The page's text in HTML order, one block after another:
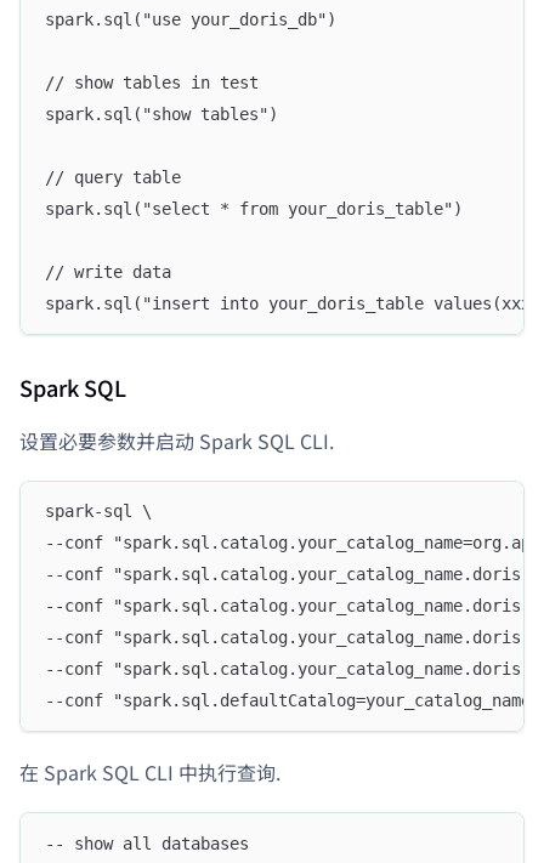
spark.sql("use your_doris_db")
// show tables in test
spark.sql("show tables")
// query table
spark.sql("select * from your_doris_table")
// write data
spark.sql("insert into your_doris_table
Spark SQL
设置必要参数并启动 Spark SQL CLI.
spark-sql \
--conf
--conf
--conf
--conf
--conf
--conf "spark.sql.defaultCatalog=your_catalog_name"
在 Spark SQL CLI 中执行查询.
-- show all databases